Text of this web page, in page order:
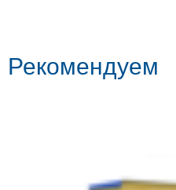
Рекомендуем